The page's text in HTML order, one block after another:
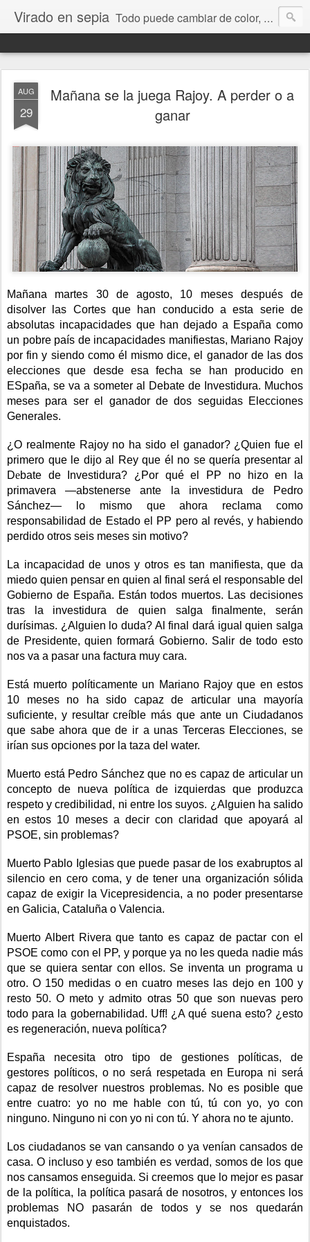
Virado en sepia Todo puede cambiar de color, depende de nosotros y de nuestra capacidad para aprender a mirar. Hablamos de sociedad, economía, empresa, política, RRHH, formación. De Historia reciente, de educación y de temas sociales.
AUG
29
Mañana se la juega Rajoy. A perder o a
ganar
Mañana martes 30 de agosto, 10 meses después de
disolver las Cortes que han conducido a esta serie de
absolutas incapacidades que han dejado a España como
un pobre país de incapacidades manifiestas, Mariano Rajoy
por fin y siendo como él mismo dice, el ganador de las dos
elecciones que desde esa fecha se han producido en
ESpaña, se va a someter al Debate de Investidura. Muchos
meses para ser el ganador de dos seguidas Elecciones
Generales.
¿O realmente Rajoy no ha sido el ganador? ¿Quien fue el
primero que le dijo al Rey que él no se quería presentar al
Debate de Investidura? ¿Por qué el PP no hizo en la
primavera —abstenerse ante la investidura de Pedro
Sánchez— lo mismo que ahora reclama como
responsabilidad de Estado el PP pero al revés, y habiendo
perdido otros seis meses sin motivo?
La incapacidad de unos y otros es tan manifiesta, que da
miedo quien pensar en quien al final será el responsable del
Gobierno de España. Están todos muertos. Las decisiones
tras la investidura de quien salga finalmente, serán
durísimas. ¿Alguien lo duda? Al final dará igual quien salga
de Presidente, quien formará Gobierno. Salir de todo esto
nos va a pasar una factura muy cara.
Está muerto políticamente un Mariano Rajoy que en estos
10 meses no ha sido capaz de articular una mayoría
suficiente, y resultar creíble más que ante un Ciudadanos
que sabe ahora que de ir a unas Terceras Elecciones, se
irían sus opciones por la taza del water.
Muerto está Pedro Sánchez que no es capaz de articular un
concepto de nueva política de izquierdas que produzca
respeto y credibilidad, ni entre los suyos. ¿Alguien ha salido
en estos 10 meses a decir con claridad que apoyará al
PSOE, sin problemas?
Muerto Pablo Iglesias que puede pasar de los exabruptos al
silencio en cero coma, y de tener una organización sólida
capaz de exigir la Vicepresidencia, a no poder presentarse
en Galicia, Cataluña o Valencia.
Muerto Albert Rivera que tanto es capaz de pactar con el
PSOE como con el PP, y porque ya no les queda nadie más
que se quiera sentar con ellos. Se inventa un programa u
otro. O 150 medidas o en cuatro meses las dejo en 100 y
resto 50. O meto y admito otras 50 que son nuevas pero
todo para la gobernabilidad. Uff! ¿A qué suena esto? ¿esto
es regeneración, nueva política?
España necesita otro tipo de gestiones políticas, de
gestores políticos, o no será respetada en Europa ni será
capaz de resolver nuestros problemas. No es posible que
entre cuatro: yo no me hable con tú, tú con yo, yo con
ninguno. Ninguno ni con yo ni con tú. Y ahora no te ajunto.
Los ciudadanos se van cansando o ya venían cansados de
casa. O incluso y eso también es verdad, somos de los que
nos cansamos enseguida. Si creemos que lo mejor es pasar
de la política, la política pasará de nosotros, y entonces los
problemas NO pasarán de todos y se nos quedarán
enquistados.